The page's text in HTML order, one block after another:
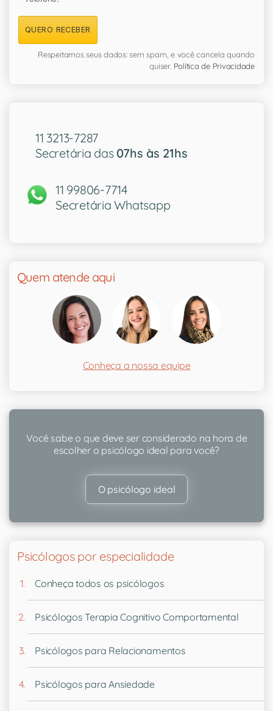
QUERO RECEBER
Respeitamos seus dados: sem spam, e você cancela quando
quiser. Política de Privacidade
11 3213-7287
Secretária das 07hs às 21hs
11 99806-7714
Secretária Whatsapp
Quem atende aqui
Conheça a nossa equipe
Você sabe o que deve ser considerado na hora de
escolher o psicólogo ideal para você?
O psicólogo ideal
Psicólogos por especialidade
Conheça todos os psicólogos
Psicólogos Terapia Cognitivo Comportamental
Psicólogos para Relacionamentos
Psicólogos para Ansiedade